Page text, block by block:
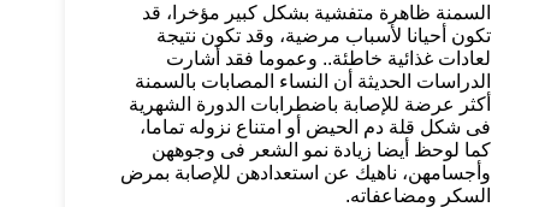
السمنة ظاهرة متفشية بشكل كبير مؤخرا، قد
تكون أحيانا لأسباب مرضية، وقد تكون نتيجة
لعادات غذائية خاطئة.. وعموما فقد أشارت
الدراسات الحديثة أن النساء المصابات بالسمنة
أكثر عرضة للإصابة باضطرابات الدورة الشهرية
فى شكل قلة دم الحيض أو امتناع نزوله تماما،
كما لوحظ أيضا زيادة نمو الشعر فى وجوههن
وأجسامهن، ناهيك عن استعدادهن للإصابة بمرض
السكر ومضاعفاته.